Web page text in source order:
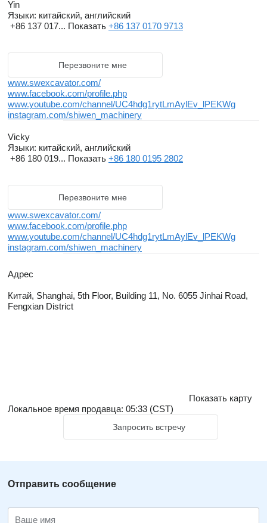
Yin
Языки: китайский, английский
+86 137 017... Показать +86 137 0170 9713
Перезвоните мне
www.swexcavator.com/
www.facebook.com/profile.php
www.youtube.com/channel/UC4hdg1rytLmAylEv_lPEKWg
instagram.com/shiwen_machinery
Vicky
Языки: китайский, английский
+86 180 019... Показать +86 180 0195 2802
Перезвоните мне
www.swexcavator.com/
www.facebook.com/profile.php
www.youtube.com/channel/UC4hdg1rytLmAylEv_lPEKWg
instagram.com/shiwen_machinery
Адрес
Китай, Shanghai, 5th Floor, Building 11, No. 6055 Jinhai Road,
Fengxian District
Показать карту
Локальное время продавца: 05:33 (CST)
Запросить встречу
Отправить сообщение